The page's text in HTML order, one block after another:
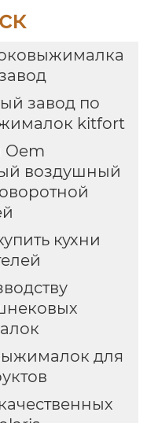
завод по
kitfort
Oem
воздушный
кухни
для